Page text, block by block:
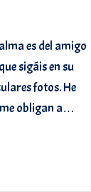
es del amigo
sigáis en su
fotos. He
me obligan a…